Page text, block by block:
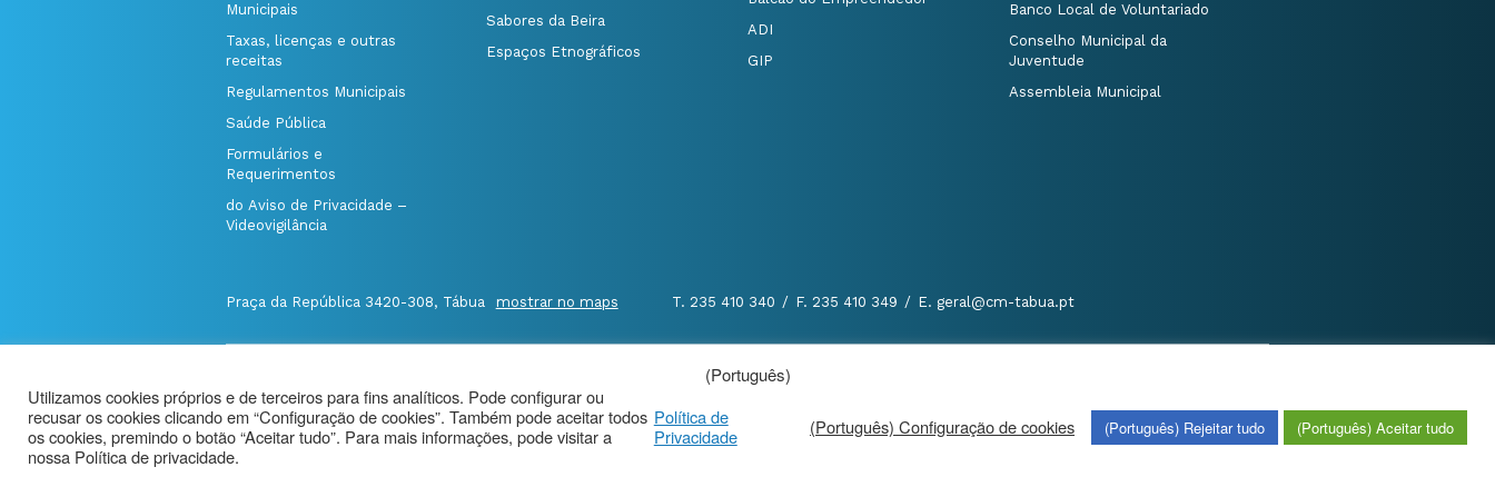
Municipais
Taxas, licenças e outras
receitas
Regulamentos Municipais
Saúde Pública
Formulários e
Requerimentos
do Aviso de Privacidade –
Videovigilância
Sabores da Beira
Espaços Etnográficos
ADI
GIP
Banco Local de Voluntariado
Conselho Municipal da
Juventude
Assembleia Municipal
Praça da República 3420-308, Tábua mostrar no maps T. 235 410 340 / F. 235 410 349 / E. geral@cm-tabua.pt
Politica de Privacidade
|
Aviso de Privacidade - Videovigilância
(Português)
Utilizamos cookies próprios e de terceiros para fins analíticos. Pode configurar ou
recusar os cookies clicando em “Configuração de cookies”. Também pode aceitar todos
os cookies, premindo o botão “Aceitar tudo”. Para mais informações, pode visitar a
nossa Política de privacidade.
Política de
Privacidade
(Português) Configuração de cookies (Português) Rejeitar tudo (Português) Aceitar tudo